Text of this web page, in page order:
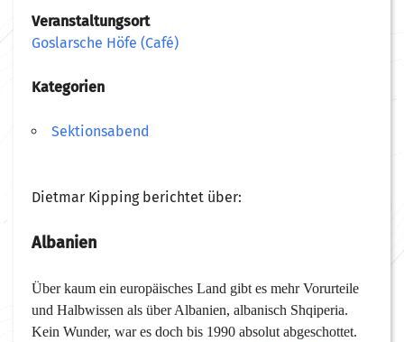
Veranstaltungsort
Goslarsche Höfe (Café)
Kategorien
Sektionsabend
Dietmar Kipping berichtet über:
Albanien
Über kaum ein europäisches Land gibt es mehr Vorurteile
und Halbwissen als über Albanien, albanisch Shqiperia.
Kein Wunder, war es doch bis 1990 absolut abgeschottet.